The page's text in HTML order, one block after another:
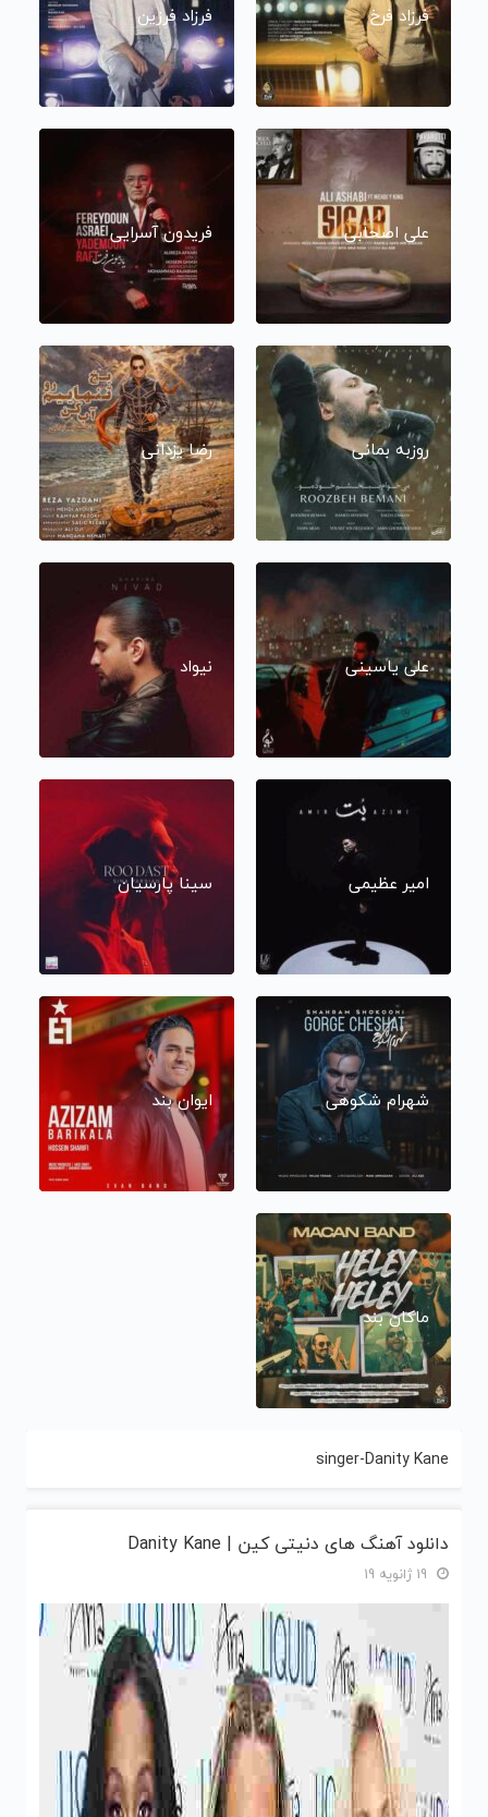
فرزاد فرخ فرزاد فرزین
علی اصحابی فریدون آسرایی
روزبه بمانی رضا یزدانی
علی یاسینی نیواد
امیر عظیمی سینا پارسیان
شهرام شکوهی ایوان بند
ماکان بند
singer-Danity Kane
دانلود آهنگ های دنیتی کین | Danity Kane